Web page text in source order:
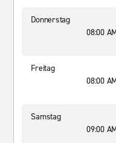
Donnerstag
08:00
Freitag
08:00
Samstag
09:00